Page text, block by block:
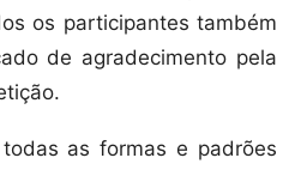
os participantes também
de agradecimento pela
as formas e padrões